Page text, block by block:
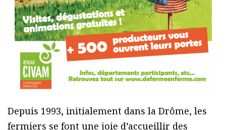
Depuis 1993, initialement dans la Drôme, les
fermiers se font une joie d’accueillir des